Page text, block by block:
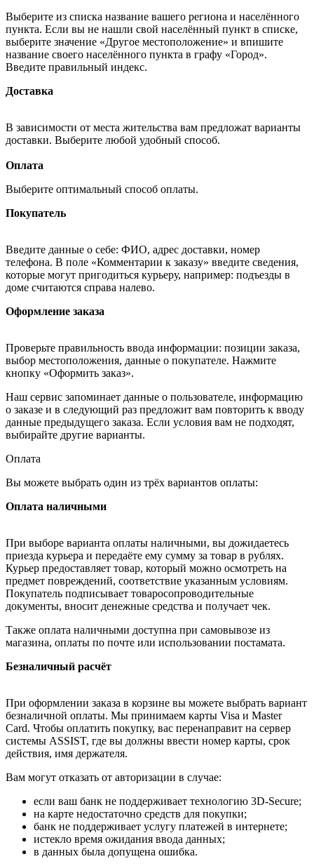
Выберите из списка название вашего региона и населённого
пункта. Если вы не нашли свой населённый пункт в списке,
выберите значение «Другое местоположение» и впишите
название своего населённого пункта в графу «Город».
Введите правильный индекс.
Доставка
В зависимости от места жительства вам предложат варианты
доставки. Выберите любой удобный способ.
Оплата
Выберите оптимальный способ оплаты.
Покупатель
Введите данные о себе: ФИО, адрес доставки, номер
телефона. В поле «Комментарии к заказу» введите сведения,
которые могут пригодиться курьеру, например: подъезды в
доме считаются справа налево.
Оформление заказа
Проверьте правильность ввода информации: позиции заказа,
выбор местоположения, данные о покупателе. Нажмите
кнопку «Оформить заказ».
Наш сервис запоминает данные о пользователе, информацию
о заказе и в следующий раз предложит вам повторить к вводу
данные предыдущего заказа. Если условия вам не подходят,
выбирайте другие варианты.
Оплата
Вы можете выбрать один из трёх вариантов оплаты:
Оплата наличными
При выборе варианта оплаты наличными, вы дожидаетесь
приезда курьера и передаёте ему сумму за товар в рублях.
Курьер предоставляет товар, который можно осмотреть на
предмет повреждений, соответствие указанным условиям.
Покупатель подписывает товаросопроводительные
документы, вносит денежные средства и получает чек.
Также оплата наличными доступна при самовывозе из
магазина, оплаты по почте или использовании постамата.
Безналичный расчёт
При оформлении заказа в корзине вы можете выбрать вариант
безналичной оплаты. Мы принимаем карты Visa и Master
Card. Чтобы оплатить покупку, вас перенаправит на сервер
системы ASSIST, где вы должны ввести номер карты, срок
действия, имя держателя.
Вам могут отказать от авторизации в случае:
если ваш банк не поддерживает технологию 3D-Secure;
на карте недостаточно средств для покупки;
банк не поддерживает услугу платежей в интернете;
истекло время ожидания ввода данных;
в данных была допущена ошибка.